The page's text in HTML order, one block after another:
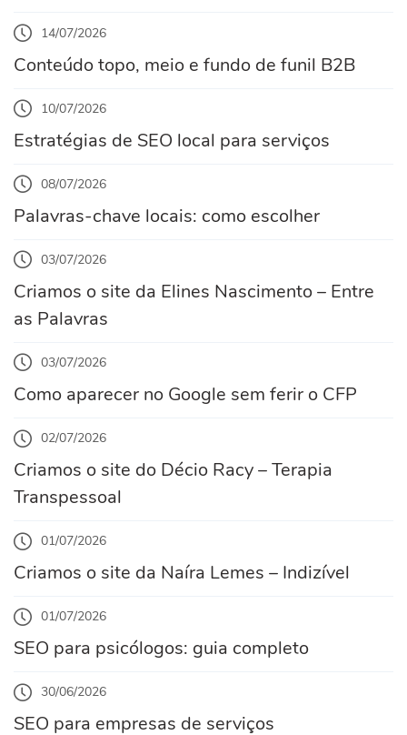
14/07/2026
Conteúdo topo, meio e fundo de funil B2B
10/07/2026
Estratégias de SEO local para serviços
08/07/2026
Palavras-chave locais: como escolher
03/07/2026
Criamos o site da Elines Nascimento – Entre
as Palavras
03/07/2026
Como aparecer no Google sem ferir o CFP
02/07/2026
Criamos o site do Décio Racy – Terapia
Transpessoal
01/07/2026
Criamos o site da Naíra Lemes – Indizível
01/07/2026
SEO para psicólogos: guia completo
30/06/2026
SEO para empresas de serviços